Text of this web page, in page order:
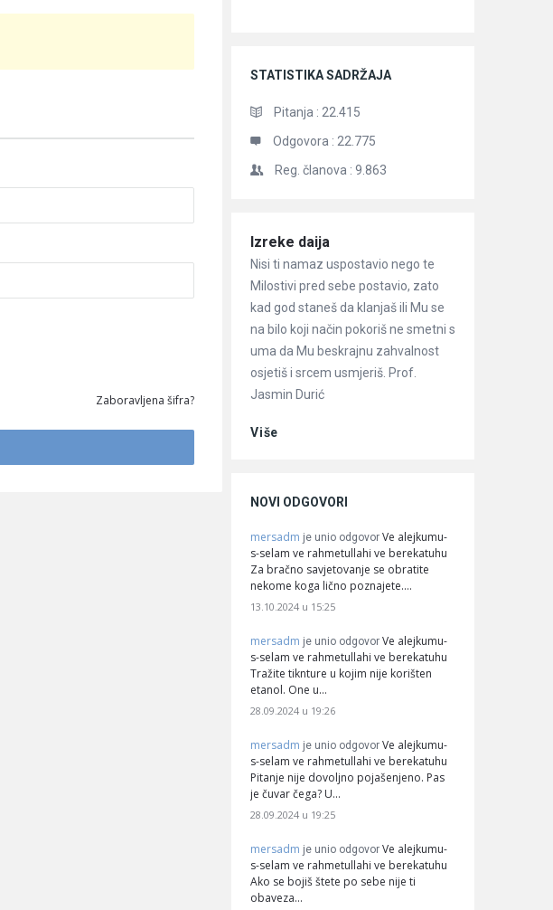
Zaboravljena šifra?
STATISTIKA SADRŽAJA
Pitanja : 22.415
Odgovora : 22.775
Reg. članova : 9.863
Članci
Izreke daija
Nisi ti namaz uspostavio nego te
Milostivi pred sebe postavio, zato
kad god staneš da klanjaš ili Mu se
na bilo koji način pokoriš ne smetni s
uma da Mu beskrajnu zahvalnost
osjetiš i srcem usmjeriš. Prof.
Jasmin Durić
Više
NOVI ODGOVORI
mersadm je unio odgovor Ve alejkumu-
s-selam ve rahmetullahi ve berekatuhu
Za bračno savjetovanje se obratite
nekome koga lično poznajete.…
13.10.2024 u 15:25
mersadm je unio odgovor Ve alejkumu-
s-selam ve rahmetullahi ve berekatuhu
Tražite tiknture u kojim nije korišten
etanol. One u…
28.09.2024 u 19:26
mersadm je unio odgovor Ve alejkumu-
s-selam ve rahmetullahi ve berekatuhu
Pitanje nije dovoljno pojašenjeno. Pas
je čuvar čega? U…
28.09.2024 u 19:25
mersadm je unio odgovor Ve alejkumu-
s-selam ve rahmetullahi ve berekatuhu
Ako se bojiš štete po sebe nije ti
obaveza…